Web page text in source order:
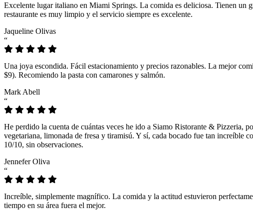
Excelente lugar italiano en Miami Springs. La comida es deliciosa. Tienen un
restaurante es muy limpio y el servicio siempre es excelente.
Jaqueline Olivas
“
Una joya escondida. Fácil estacionamiento y precios razonables. La mejor
$9). Recomiendo la pasta con camarones y salmón.
Mark Abell
“
He perdido la cuenta de cuántas veces he ido a Siamo Ristorante & Pizzeria,
vegetariana, limonada de fresa y tiramisú. Y sí, cada bocado fue tan increíble
10/10, sin observaciones.
Jennefer Oliva
“
Increíble, simplemente magnífico. La comida y la actitud estuvieron
tiempo en su área fuera el mejor.